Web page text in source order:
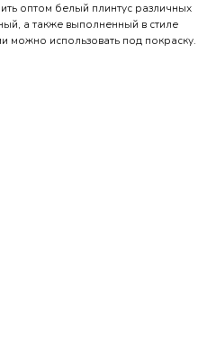
оптом белый плинтус различных
а также выполненный в стиле
можно использовать под покраску.